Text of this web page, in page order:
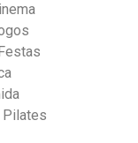
Pilates